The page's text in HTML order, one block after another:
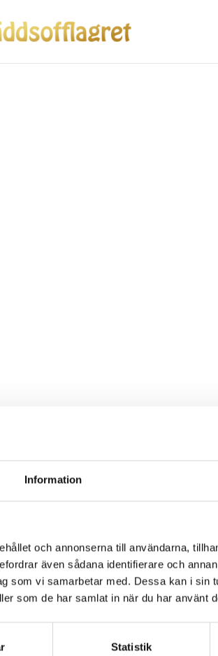
Information
och annonserna till användarna,
även sådana identifierare och
som vi samarbetar med. Dessa kan i sin
som de har samlat in när du har använt
Statistik